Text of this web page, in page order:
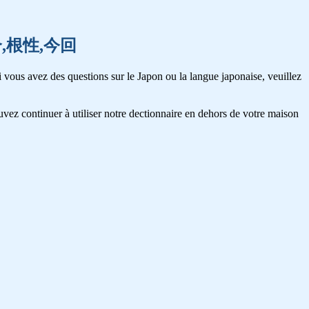
性,今回
avez des questions sur le Japon ou la langue japonaise, veuillez
continuer à utiliser notre dectionnaire en dehors de votre maison